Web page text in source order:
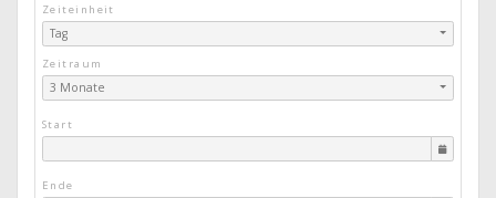
Zeiteinheit
Tag
Zeitraum
3 Monate
Start
Ende